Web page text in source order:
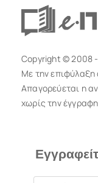
Copyright © 2008
Με την
Απαγορεύεται η
χωρίς την